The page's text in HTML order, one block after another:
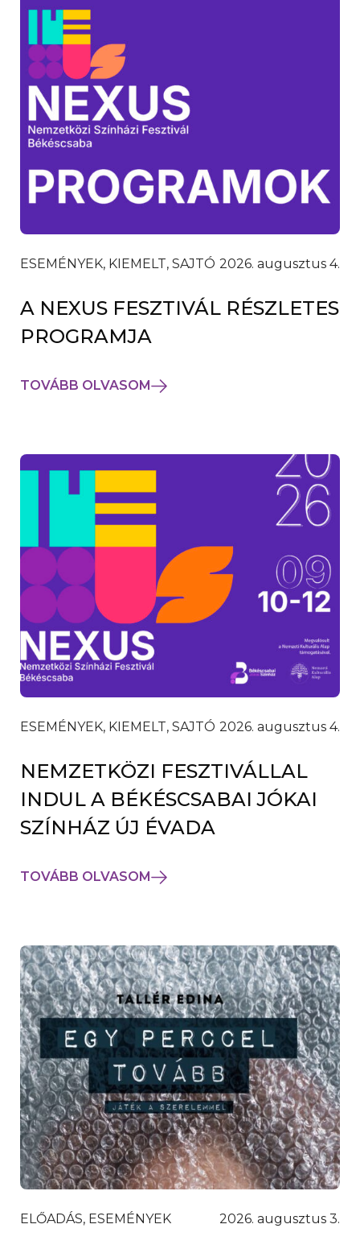
ESEMÉNYEK, KIEMELT, SAJTÓ 2026. augusztus 4.
A NEXUS FESZTIVÁL RÉSZLETES
PROGRAMJA
TOVÁBB OLVASOM
ESEMÉNYEK, KIEMELT, SAJTÓ 2026. augusztus 4.
NEMZETKÖZI FESZTIVÁLLAL
INDUL A BÉKÉSCSABAI JÓKAI
SZÍNHÁZ ÚJ ÉVADA
TOVÁBB OLVASOM
ELŐADÁS, ESEMÉNYEK 2026. augusztus 3.